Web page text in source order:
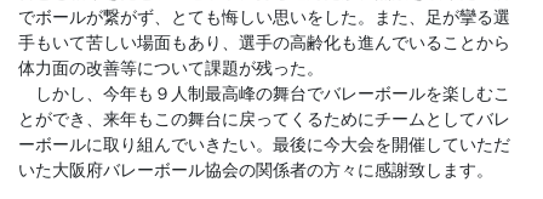
でボールが繋がず、とても悔しい思いをした。また、足が攣る選
手もいて苦しい場面もあり、選手の高齢化も進んでいることから
体力面の改善等について課題が残った。
しかし、今年も９人制最高峰の舞台でバレーボールを楽しむこ
とができ、来年もこの舞台に戻ってくるためにチームとしてバレ
ーボールに取り組んでいきたい。最後に今大会を開催していただ
いた大阪府バレーボール協会の関係者の方々に感謝致します。